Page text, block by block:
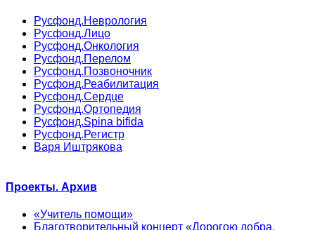
Русфонд.Неврология
Русфонд.Лицо
Русфонд.Онкология
Русфонд.Перелом
Русфонд.Позвоночник
Русфонд.Реабилитация
Русфонд.Сердце
Русфонд.Ортопедия
Русфонд.Spina bifida
Русфонд.Регистр
Варя Иштрякова
Проекты. Архив
«Учитель помощи»
Благотворительный концерт «Дорогою добра.